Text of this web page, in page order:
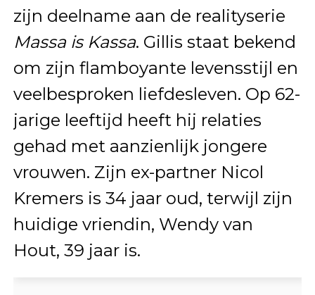
zijn deelname aan de realityserie
Massa is Kassa. Gillis staat bekend
om zijn flamboyante levensstijl en
veelbesproken liefdesleven. Op 62-
jarige leeftijd heeft hij relaties
gehad met aanzienlijk jongere
vrouwen. Zijn ex-partner Nicol
Kremers is 34 jaar oud, terwijl zijn
huidige vriendin, Wendy van
Hout, 39 jaar is.